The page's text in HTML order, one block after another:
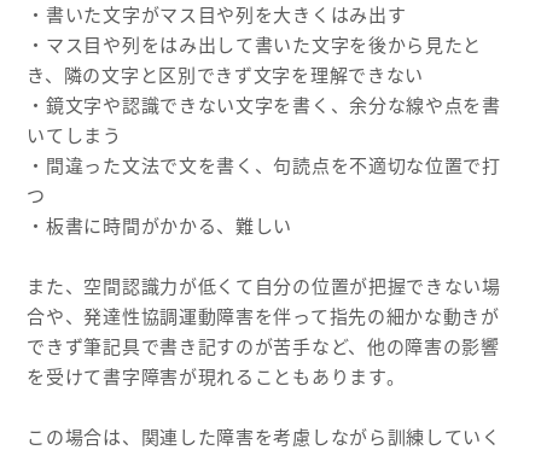
・書いた文字がマス目や列を大きくはみ出す
・マス目や列をはみ出して書いた文字を後から見たと
き、隣の文字と区別できず文字を理解できない
・鏡文字や認識できない文字を書く、余分な線や点を書
いてしまう
・間違った文法で文を書く、句読点を不適切な位置で打
つ
・板書に時間がかかる、難しい
また、空間認識力が低くて自分の位置が把握できない場
合や、発達性協調運動障害を伴って指先の細かな動きが
できず筆記具で書き記すのが苦手など、他の障害の影響
を受けて書字障害が現れることもあります。
この場合は、関連した障害を考慮しながら訓練していく